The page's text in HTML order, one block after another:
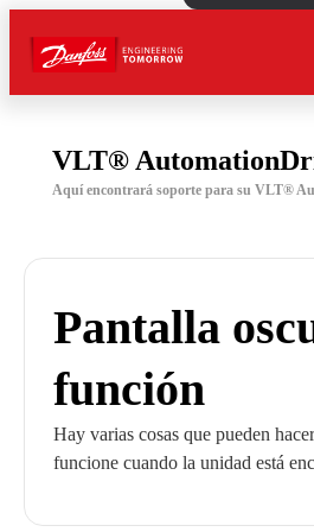
VLT®
Aquí encontrará soporte para su VLT®
Pantalla
función
Hay varias cosas que pueden
funcione cuando la unidad está